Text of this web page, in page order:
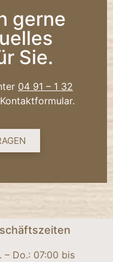
gerne
Sie.
04 91 – 1 32
– Do.: 07:00 bis